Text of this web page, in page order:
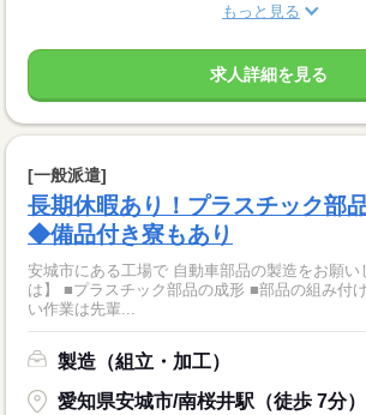
もっと見る
求人詳細を見る
[一般派遣]
長期休暇あり！プラスチック部
◆備品付き寮もあり
安城市にある工場で 自動車部品の製造をお願いします！
は】 ■プラスチック部品の成形 ■部品の組み付け ■
い作業は先輩...
製造（組立・加工）
愛知県安城市/南桜井駅（徒歩 7分）